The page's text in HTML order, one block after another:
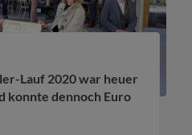
Lauf 2020 war heuer
konnte dennoch Euro